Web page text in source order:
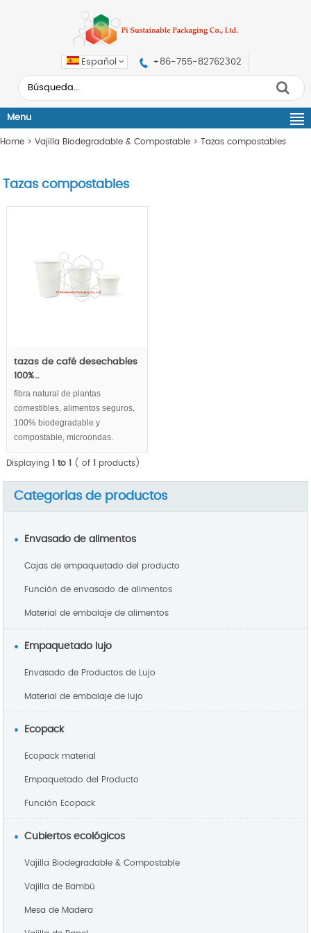
Español +86-755-82762302
Menu
Home > Vajilla Biodegradable & Compostable > Tazas compostables
Tazas compostables
tazas de café desechables
100%…
fibra natural de plantas
comestibles, alimentos seguros,
100% biodegradable y
compostable, microondas.
Displaying 1 to 1 ( of 1 products)
Categorias de productos
Envasado de alimentos
Cajas de empaquetado del producto
Función de envasado de alimentos
Material de embalaje de alimentos
Empaquetado lujo
Envasado de Productos de Lujo
Material de embalaje de lujo
Ecopack
Ecopack material
Empaquetado del Producto
Función Ecopack
Cubiertos ecológicos
Vajilla Biodegradable & Compostable
Vajilla de Bambú
Mesa de Madera